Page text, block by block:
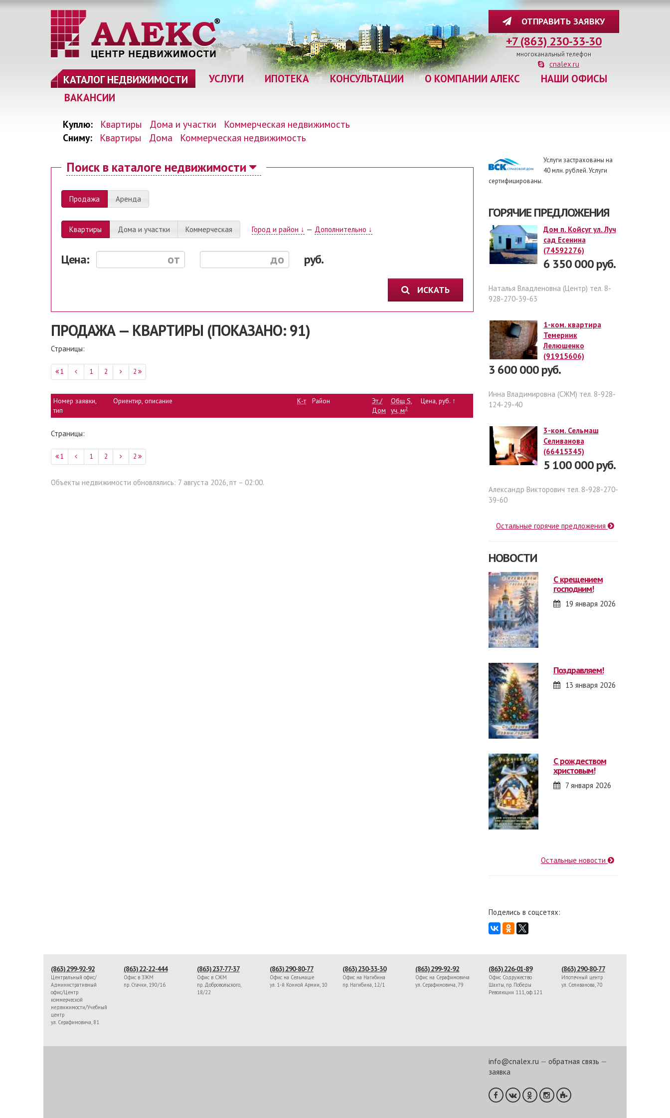
ОТПРАВИТЬ ЗАЯВКУ
+7 (863) 230-33-30
многоканальный телефон
cnalex.ru
КАТАЛОГ НЕДВИЖИМОСТИ УСЛУГИ ИПОТЕКА КОНСУЛЬТАЦИИ О КОМПАНИИ АЛЕКС
НАШИ ОФИСЫ
ВАКАНСИИ
Куплю: Квартиры Дома и участки
Коммерческая недвижимость
Сниму:
Квартиры Дома Коммерческая недвижимость
Поиск в каталоге недвижимости
Продажа Аренда
Квартиры Дома и участки Коммерческая Город и район ↓ — Дополнительно ↓
Цена: руб.
ИСКАТЬ
ПРОДАЖА — КВАРТИРЫ (ПОКАЗАНО: 91)
Страницы:
1 1 2 2
Номер заявки,
тип
Ориентир, описание К-т Район
Эт./
Дом
Общ S,
уч, м2
Цена, руб. ↑
Страницы:
1 1 2 2
Объекты недвижимости обновлялись: 7 августа 2026, пт – 02:00.
Услуги застрахованы на
40 млн. рублей. Услуги
сертифицированы.
ГОРЯЧИЕ ПРЕДЛОЖЕНИЯ
Дом п. Койсуг ул. Луч
сад Есенина
(74592276)
6 350 000 руб.
Наталья Владленовна (Центр) тел. 8-
928-270-39-63
1-ком. квартира
Темерник
Лелюшенко
(91915606)
3 600 000 руб.
Инна Владимировна (СЖМ) тел. 8-928-
124-29-40
3-ком. Сельмаш
Селиванова
(66415345)
5 100 000 руб.
Александр Викторович тел. 8-928-270-
39-60
Остальные горячие предложения
НОВОСТИ
с крещением
господним!
19 января 2026
поздравляем!
13 января 2026
с рождеством
христовым!
7 января 2026
Остальные новости
Поделись в соцсетях:
(863) 299-92-92
Центральный офис/
Административный
офис/Центр
коммерческой
недвижимости/Учебный
центр
ул. Серафимовича, 81
(863) 22-22-444
Офис в ЗЖМ
пр. Стачки, 190/16
(863) 237-77-37
Офис в СЖМ
пр. Добровольского,
18/22
(863) 290-80-77
Офис на Сельмаше
ул. 1-й Конной Армии, 10
(863) 230-33-30
Офис на Нагибина
пр. Нагибина, 12/1
(863) 299-92-92
Офис на Серафимовича
ул. Серафимовича, 79
(863) 226-01-89
Офис Содружество
Шахты, пр. Победы
Революции 111, оф.121
(863) 290-80-77
Ипотечный центр
ул. Селиванова, 70
info@cnalex.ru — обратная связь —
заявка